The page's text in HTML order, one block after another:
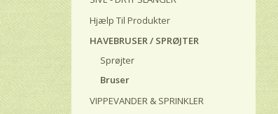
Hjælp Til Produkter
HAVEBRUSER / SPRØJTER
Sprøjter
Bruser
VIPPEVANDER & SPRINKLER